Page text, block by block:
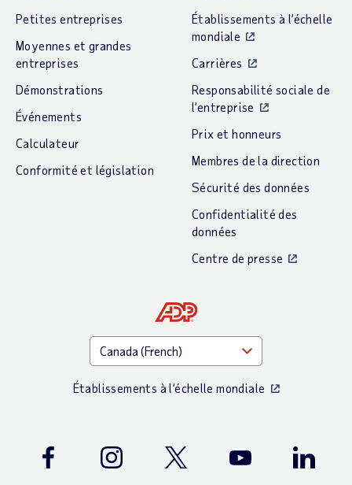
Petites entreprises
Moyennes et grandes
entreprises
Démonstrations
Événements
Calculateur
Conformité et législation
Établissements à l’échelle
mondiale
Carrières
Responsabilité sociale de
l’entreprise
Prix et honneurs
Membres de la direction
Sécurité des données
Confidentialité des
données
Centre de presse
Établissements à l’échelle mondiale
Facebook Instagram Twitter Youtube LinkedIn